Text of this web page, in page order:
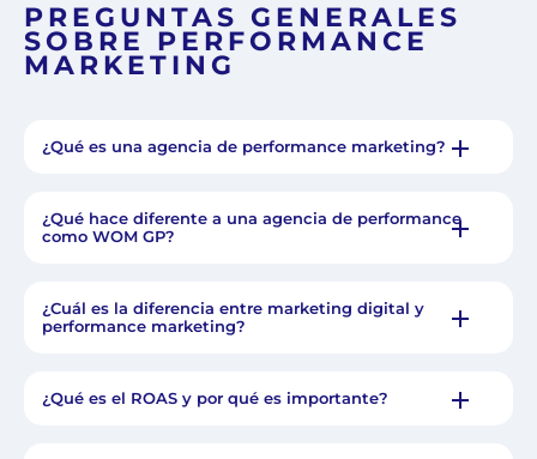
PREGUNTAS GENERALES
SOBRE PERFORMANCE
MARKETING
¿Qué es una agencia de performance marketing?
¿Qué hace diferente a una agencia de performance
como WOM GP?
¿Cuál es la diferencia entre marketing digital y
performance marketing?
¿Qué es el ROAS y por qué es importante?